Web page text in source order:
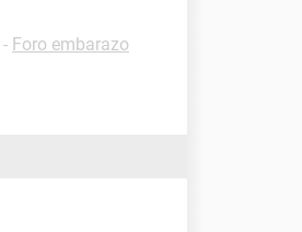
- Foro embarazo